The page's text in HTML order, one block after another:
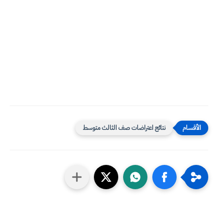
نتائج اعتراضات صف الثالث متوسط